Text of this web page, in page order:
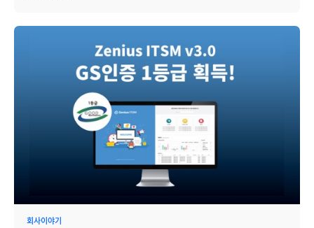
컴플라이언스에서 로그를 안전하게 저장하고 관리하는 소프트웨어다.
제품은 162만 EPS(Event Per Second)의 인덱싱과 1TB에 0.02초 이내
검색 성능을 바탕으로 로그 수집 현황을 실시간으로
모니터링하고, 수집된 로그에 대한 위/변조 감시 기능을 제공한다.
특히 HTML5 기반 반응형 웹 환경 지원, 26종의 차트 및 컴포넌트 등
사용자 중심의 대시보드와 편리한 보고서 기능을 제공한다. 또, 'Zenius
SIEM v2.0'은 SQL(Structured Query Language)에서 제공하는
함수를 이용해 이상 탐지가 가능하고, 서버 증설 시 서비스 중단없이
병렬확장 할 수 있다. 브레인즈컴퍼니는 2020년에 'Zenius SIEM
v1.0'을 처음 개발한 후, 이번 업그레이드로 빅데이터 기반의 다양한
로그 수집 및 연관분석을 통해 관리 효율을 증대하고, 국내 네트워크
환경의 규제를 준수하기 위해 CC인증을 획득했다. 강선근
브레인즈컴퍼니 대표는 "향후 ChatGPT와 같은 LLM(Large Language
Model)기술을 활용해 고객에게 보다 편리한 인터페이스를 제공하고,
회사이야기